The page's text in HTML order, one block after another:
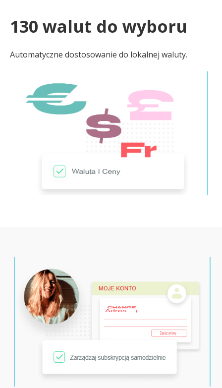
130 walut do wyboru
Automatyczne dostosowanie do lokalnej waluty.